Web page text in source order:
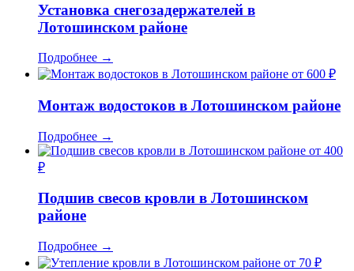
Установка снегозадержателей в
Лотошинском районе
Подробнее →
от 600 ₽
Монтаж водостоков в Лотошинском районе
Подробнее →
от 400
₽
Подшив свесов кровли в Лотошинском
районе
Подробнее →
от 70 ₽